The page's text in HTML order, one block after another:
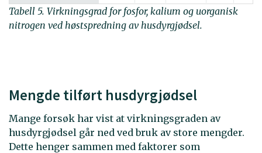
Tabell 5. Virkningsgrad for fosfor, kalium og uorganisk
nitrogen ved høstspredning av husdyrgjødsel.
Mengde tilført husdyrgjødsel
Mange forsøk har vist at virkningsgraden av
husdyrgjødsel går ned ved bruk av store mengder.
Dette henger sammen med faktorer som